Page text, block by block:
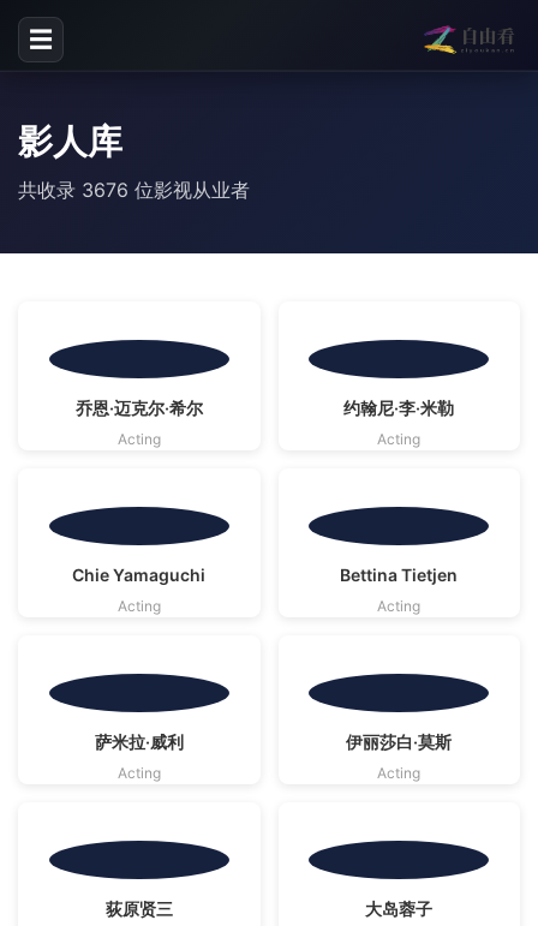
☰
影人库
共收录 3676 位影视从业者
影视资料源自
TMDB· CC BY-SA 4.0 | 海报版权归原作者
乔恩·迈克尔·希尔
Acting
影视资料源自
· CC BY-SA 4.0 | 海报版权归原作者
约翰尼·李·米勒
Acting
影视资料源自
TMDB· CC BY-SA 4.0 | 海报版权归原作者
Chie Yamaguchi
Acting
影视资料源自
TMDB· CC BY-SA 4.0 | 海报版权归原作者
Bettina Tietjen
Acting
影视资料源自
· CC BY-SA 4.0 | 海报版权归原作者
萨米拉·威利
Acting
影视资料源自
· CC BY-SA 4.0 | 海报版权归原作者
伊丽莎白·莫斯
Acting
影视资料源自
· CC BY-SA 4.0 | 海报版权归原作者
荻原贤三
影视资料源自
· CC BY-SA 4.0 | 海报版权归原作者
大岛蓉子